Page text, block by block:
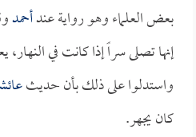
بعض العلماء وهو رواية عندأحمد
إنها تصلى سراً إذا كانت في
واستدلوا على ذلك بأن حديث
كان يجهر.